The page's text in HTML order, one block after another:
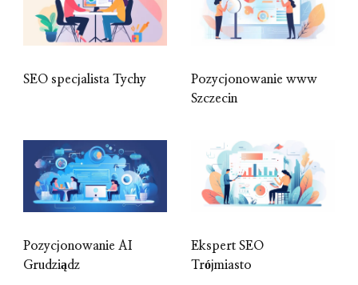
SEO specjalista Tychy
Pozycjonowanie www
Szczecin
Pozycjonowanie AI
Grudziądz
Ekspert SEO
Trójmiasto